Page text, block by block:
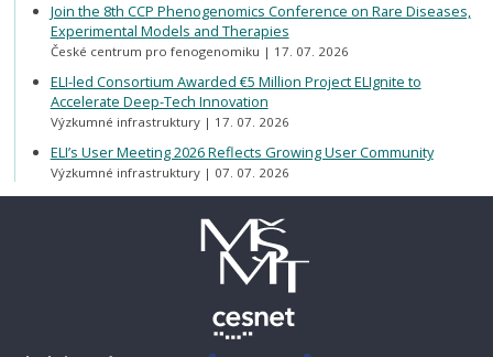
Join the 8th CCP Phenogenomics Conference on Rare Diseases,
Experimental Models and Therapies
České centrum pro fenogenomiku 17. 07. 2026
ELI-led Consortium Awarded €5 Million Project ELIgnite to
Accelerate Deep-Tech Innovation
Výzkumné infrastruktury 17. 07. 2026
ELI’s User Meeting 2026 Reflects Growing User Community
Výzkumné infrastruktury 07. 07. 2026